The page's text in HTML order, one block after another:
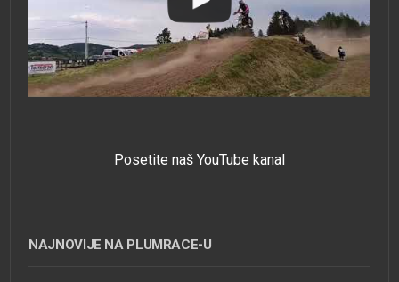
Posetite naš YouTube kanal
NAJNOVIJE NA PLUMRACE-U